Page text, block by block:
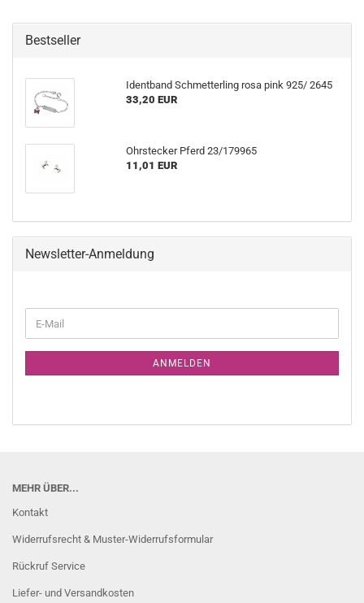
Bestseller
Identband Schmetterling rosa pink 925/ 2645
33,20 EUR
Ohrstecker Pferd 23/179965
11,01 EUR
Newsletter-Anmeldung
ZUR
E-
Mail
ANMELDEN
MEHR ÜBER...
Kontakt
Widerrufsrecht & Muster-Widerrufsformular
Rückruf Service
Liefer- und Versandkosten